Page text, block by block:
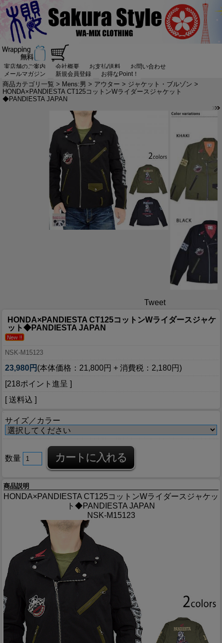
実店舗のご案内 会社概要 お支払/送料
お問い合わせ
メールマガジン
新規会員登録 お得なPoint！
商品カテゴリ一覧 > Mens:男 > アウター > ジャケット・ブルゾン >
HONDA×PANDIESTA CT125コットンWライダースジャケット
◆PANDIESTA JAPAN
Tweet
HONDA×PANDIESTA CT125コットンWライダースジャケ
ット◆PANDIESTA JAPAN
NSK-M15123
23,980円 (本体価格：21,800円 + 消費税：2,180円)
[218ポイント進呈 ]
[ 送料込 ]
サイズ／カラー
数量
商品説明
HONDA×PANDIESTA CT125コットンWライダースジャケッ
ト◆PANDIESTA JAPAN
NSK-M15123